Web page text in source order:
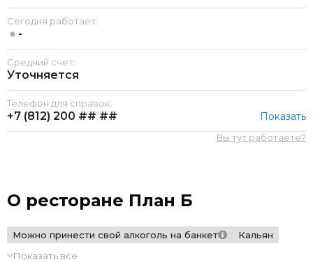
Сегодня работает:
-
Средний счет:
Уточняется
Телефон для справок:
+7 (812) 200 ## ## Показать
Вы тут работаете?
О ресторане План Б
Можно принести свой алкоголь на банкет
Кальян
Показать все